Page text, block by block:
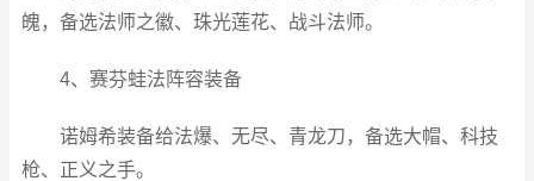
魄，备选法师之徽、珠光莲花、战斗法师。
4、赛芬蛙法阵容装备
诺姆希装备给法爆、无尽、青龙刀，备选大帽、科技
枪、正义之手。